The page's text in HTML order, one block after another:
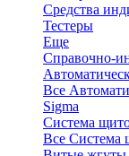
Средства
Тестеры
Еще
Справочно-
Все
Sigma
Система
Все Система